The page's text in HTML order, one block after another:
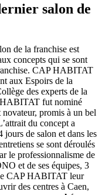
salon de
de la franchise est
concepts qui se sont
CAP HABITAT
aux Espoirs de la
des experts de la
HABITAT fut nominé
promis à un bel
du concept a
jours de salon et dans les
se sont déroulés
le professionnalisme de
et de ses équipes, 3
CAP HABITAT leur
des centres à Caen,